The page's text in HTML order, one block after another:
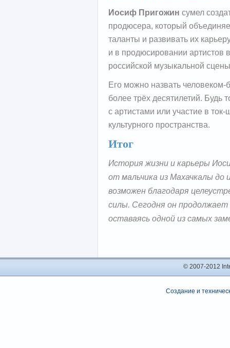
Иосиф Пригожин сумел
продюсера, который
таланты и развивать их
и в продюсировании артистов
российской музыкальной
Его можно назвать человеком-
более трёх десятилетий. Будь
с артистами или участие в
культурного пространства.
Итог
История жизни и карьеры
от мальчика из Махачкалы до
возможен благодаря
силы. Сегодня он
оставаясь одной из самых
© 2007-2012
Создание и